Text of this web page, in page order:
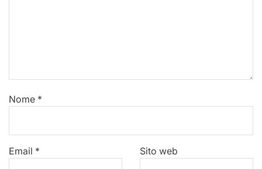
Nome *
Email * Sito web